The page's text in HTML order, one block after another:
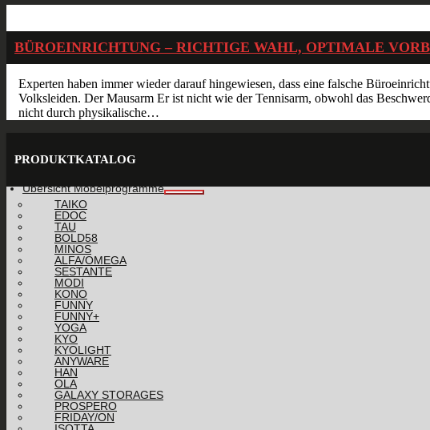
BÜROEINRICHTUNG – RICHTIGE WAHL, OPTIMALE
Experten haben immer wieder darauf hingewiesen, dass eine falsche
Volksleiden. Der Mausarm Er ist nicht wie der Tennisarm, obwohl das
nicht durch physikalische…
PRODUKTKATALOG
Übersicht Möbelprogramme
TAIKO
EDOC
TAU
BOLD58
MINOS
ALFA/OMEGA
SESTANTE
MODI
KONO
FUNNY
FUNNY+
YOGA
KYO
KYOLIGHT
ANYWARE
HAN
OLA
GALAXY STORAGES
PROSPERO
FRIDAY/ON